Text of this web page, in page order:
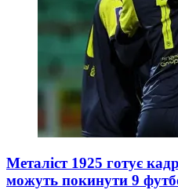
Металіст 1925 готує
можуть покинути 9